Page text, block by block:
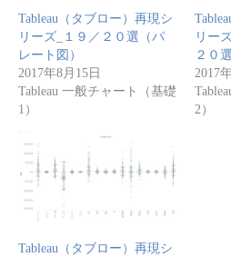
Tableau（タブロー）再現シ
リーズ_１９／２０選（パ
レート図）
2017年8月15日
Tableau 一般チャート（基礎
1）
リー
２０
2017
2）
Tableau（タブロー）再現シ